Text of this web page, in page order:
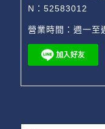
N：52583012
營業時間：週一